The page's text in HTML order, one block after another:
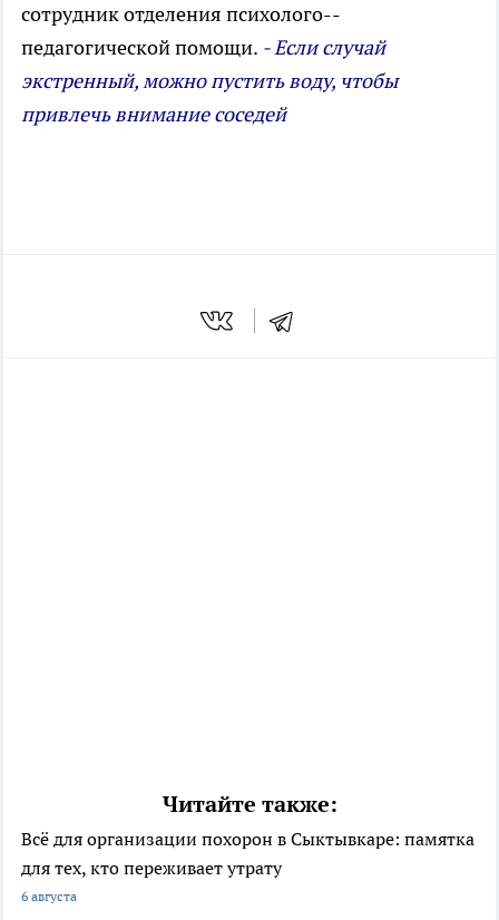
сотрудник отделения психолого-­
педагогической помощи. - Если случай
экстренный, можно пустить воду, чтобы
привлечь внимание соседей
Читайте также:
Всё для организации похорон в Сыктывкаре: памятка
для тех, кто переживает утрату
6 августа